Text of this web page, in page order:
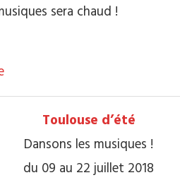
sera chaud !
Toulouse d’été
Dansons les musiques !
du 09 au 22 juillet 2018